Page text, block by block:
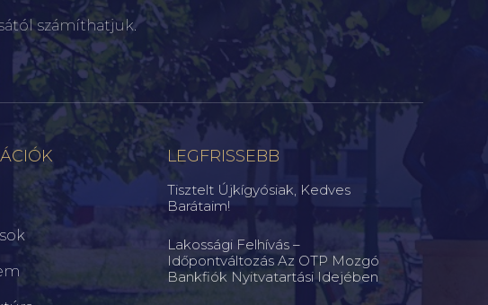
számíthatjuk.
LEGFRISSEBB
Tisztelt Újkígyósiak, Kedves
Barátaim!
Lakossági Felhívás –
Időpontváltozás Az OTP Mozgó
Bankfiók Nyitvatartási Idejében